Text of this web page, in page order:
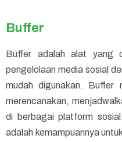
Buffer
Buffer adalah alat yang
pengelolaan media sosial
mudah digunakan. Buffer
merencanakan,
di berbagai platform
adalah kemampuannya